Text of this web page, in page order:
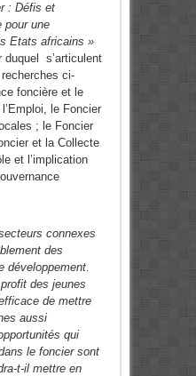
: Défis et
pour une
Etats africains »
duquel s’articulent
ci-
foncière et le
le Foncier
; le Foncier
et la Collecte
et l’implication
connexes
des
développement.
des jeunes
de mettre
aussi
qui
le foncier sont
t-il mettre en